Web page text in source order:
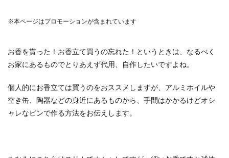
※本ページはプロモーションが含まれています
お香を貰った！お香立て買うの忘れた！というときは、なるべく
お家にあるものでとりあえず代用、自作したいですよね。
個人的にお香立ては買うのをおススメしますが、アルミホイルや
空き缶、陶器などの身近にあるものから、手間はかかるけどオシ
ャレなビンで作る方法をお伝えします。